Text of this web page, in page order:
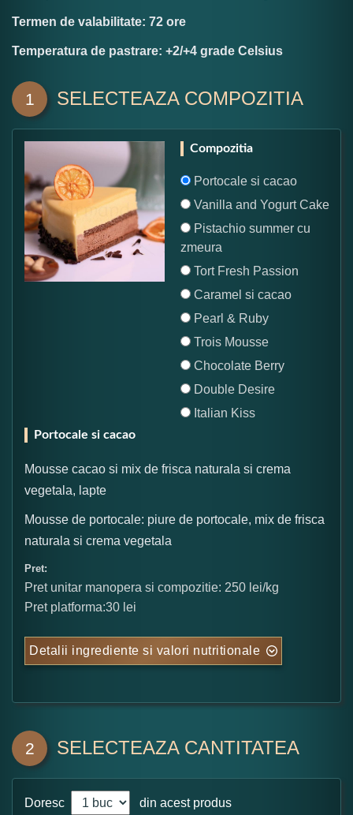
Termen de valabilitate: 72 ore
Temperatura de pastrare: +2/+4 grade Celsius
1 SELECTEAZA COMPOZITIA
Compozitia
Portocale si cacao
Vanilla and Yogurt Cake
Pistachio summer cu
zmeura
Tort Fresh Passion
Caramel si cacao
Pearl & Ruby
Trois Mousse
Chocolate Berry
Double Desire
Italian Kiss
Portocale si cacao
Mousse cacao si mix de frisca naturala si crema
vegetala, lapte
Mousse de portocale: piure de portocale, mix de frisca
naturala si crema vegetala
Pret:
Pret unitar manopera si compozitie: 250 lei/kg
Pret platforma:30 lei
Detalii ingrediente si valori nutritionale
2 SELECTEAZA CANTITATEA
Doresc din acest produs